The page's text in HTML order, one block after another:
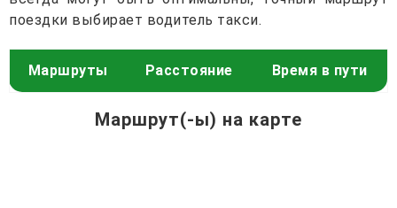
поездки выбирает водитель такси.
Маршруты Расстояние Время в пути
Маршрут(-ы) на карте